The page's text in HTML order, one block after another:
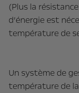
(Plus la
d’énergie est
température de
Un système de
température de